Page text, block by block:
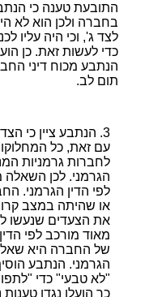
התובעת טענה כי
בחברה ולכן הוא לא
לצד ג', וכי היה עליו
כדי לעשות זאת. כן
הנתבע מכוח דיני
תום לב.
הנתבע ציין כי
עם זאת, כל
לחברות גרמניות
הגרמני. לכן השאלה
לפי הדין הגרמני.
או שהיתה במצב
את הצעדים שנעשו
מאוד מורכב לפי
של החברה היא שאלה
הגרמני. הנתבע
"לא טבעי" כדי
כך הועלו נגדו טענות